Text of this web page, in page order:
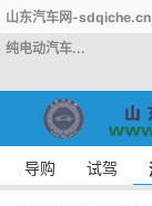
山东汽车网-
纯电动汽车...
导购 试驾